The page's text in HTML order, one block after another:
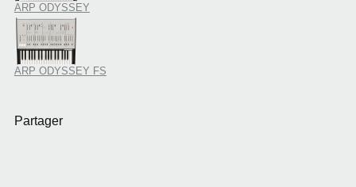
ARP ODYSSEY
ARP ODYSSEY FS
Partager